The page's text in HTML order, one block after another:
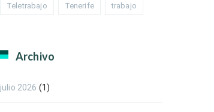
Teletrabajo Tenerife trabajo
Archivo
julio 2026 (1)